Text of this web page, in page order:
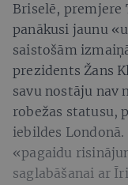
Briselē, premjere
panākusi jaunu
saistošām
prezidents Žans
savu nostāju
robežas statusu,
iebildes
«pagaidu
saglabāšanai ar